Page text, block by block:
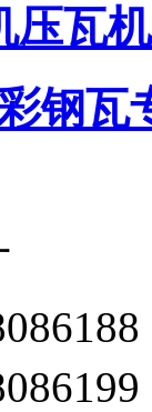
压瓦
钢瓦